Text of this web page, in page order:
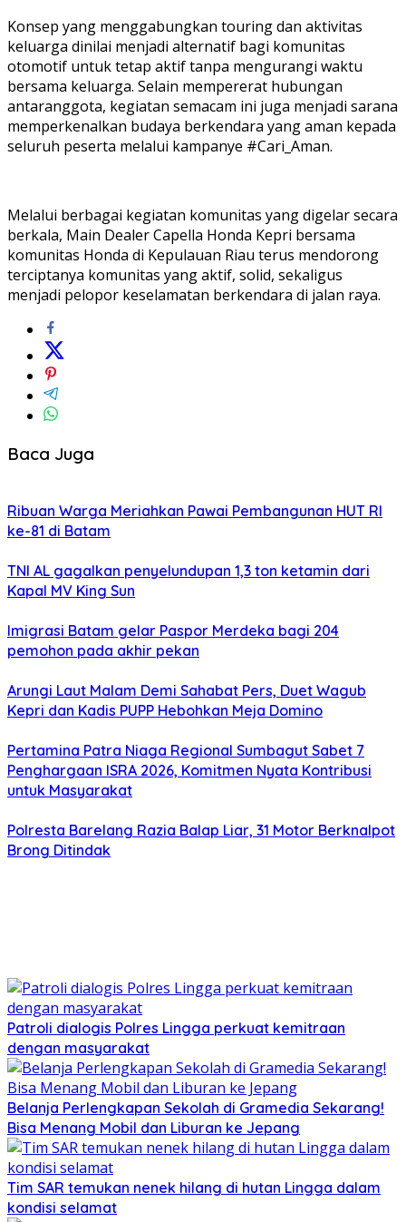
Konsep yang menggabungkan touring dan aktivitas
keluarga dinilai menjadi alternatif bagi komunitas
otomotif untuk tetap aktif tanpa mengurangi waktu
bersama keluarga. Selain mempererat hubungan
antaranggota, kegiatan semacam ini juga menjadi sarana
memperkenalkan budaya berkendara yang aman kepada
seluruh peserta melalui kampanye #Cari_Aman.
Melalui berbagai kegiatan komunitas yang digelar secara
berkala, Main Dealer Capella Honda Kepri bersama
komunitas Honda di Kepulauan Riau terus mendorong
terciptanya komunitas yang aktif, solid, sekaligus
menjadi pelopor keselamatan berkendara di jalan raya.
Baca Juga
Ribuan Warga Meriahkan Pawai Pembangunan HUT RI
ke-81 di Batam
TNI AL gagalkan penyelundupan 1,3 ton ketamin dari
Kapal MV King Sun
Imigrasi Batam gelar Paspor Merdeka bagi 204
pemohon pada akhir pekan
Arungi Laut Malam Demi Sahabat Pers, Duet Wagub
Kepri dan Kadis PUPP Hebohkan Meja Domino
Pertamina Patra Niaga Regional Sumbagut Sabet 7
Penghargaan ISRA 2026, Komitmen Nyata Kontribusi
untuk Masyarakat
Polresta Barelang Razia Balap Liar, 31 Motor Berknalpot
Brong Ditindak
Patroli dialogis Polres Lingga perkuat kemitraan
dengan masyarakat
Belanja Perlengkapan Sekolah di Gramedia Sekarang!
Bisa Menang Mobil dan Liburan ke Jepang
Tim SAR temukan nenek hilang di hutan Lingga dalam
kondisi selamat